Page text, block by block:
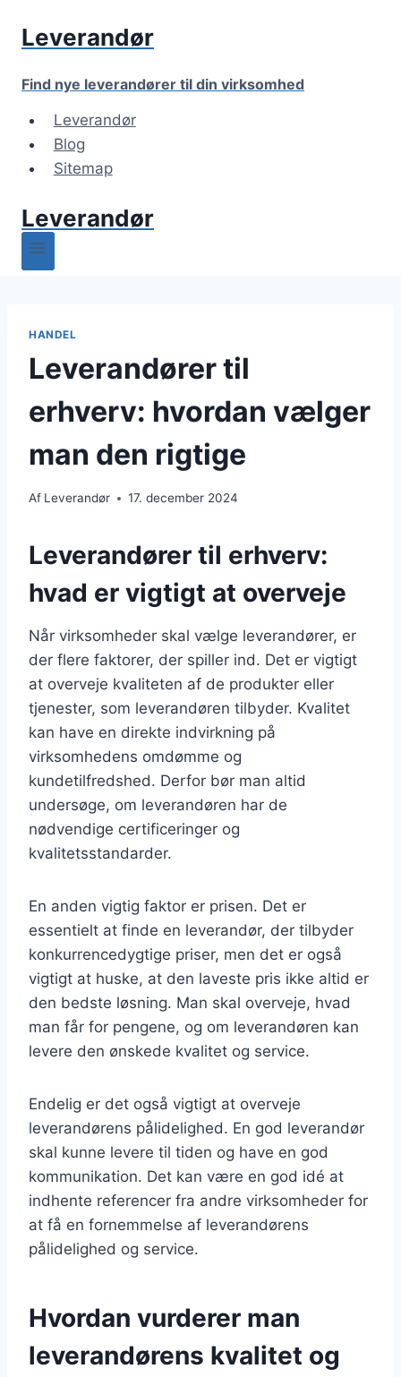
Leverandør
Find nye leverandører til din virksomhed
Leverandør
Blog
Sitemap
Leverandør
HANDEL
Leverandører til
erhverv: hvordan vælger
man den rigtige
Af Leverandør 17. december 2024
Leverandører til erhverv:
hvad er vigtigt at overveje
Når virksomheder skal vælge leverandører, er
der flere faktorer, der spiller ind. Det er vigtigt
at overveje kvaliteten af de produkter eller
tjenester, som leverandøren tilbyder. Kvalitet
kan have en direkte indvirkning på
virksomhedens omdømme og
kundetilfredshed. Derfor bør man altid
undersøge, om leverandøren har de
nødvendige certificeringer og
kvalitetsstandarder.
En anden vigtig faktor er prisen. Det er
essentielt at finde en leverandør, der tilbyder
konkurrencedygtige priser, men det er også
vigtigt at huske, at den laveste pris ikke altid er
den bedste løsning. Man skal overveje, hvad
man får for pengene, og om leverandøren kan
levere den ønskede kvalitet og service.
Endelig er det også vigtigt at overveje
leverandørens pålidelighed. En god leverandør
skal kunne levere til tiden og have en god
kommunikation. Det kan være en god idé at
indhente referencer fra andre virksomheder for
at få en fornemmelse af leverandørens
pålidelighed og service.
Hvordan vurderer man
leverandørens kvalitet og